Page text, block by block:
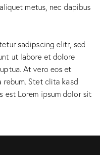
metus, nec dapibus
sadipscing elitr, sed
ut labore et dolore
At vero eos et
rebum. Stet clita kasd
est Lorem ipsum dolor sit